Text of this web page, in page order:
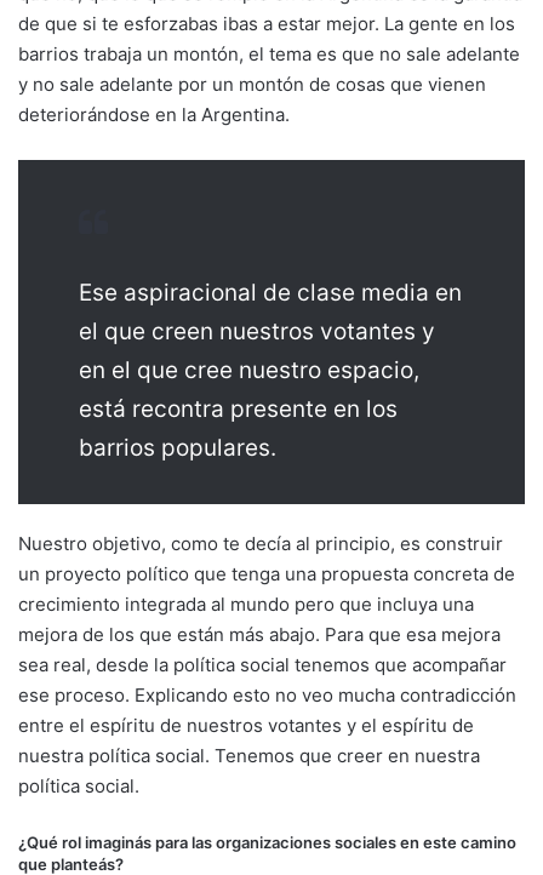
de que si te esforzabas ibas a estar mejor. La gente en los
barrios trabaja un montón, el tema es que no sale adelante
y no sale adelante por un montón de cosas que vienen
deteriorándose en la Argentina.
Ese aspiracional de clase media en
el que creen nuestros votantes y
en el que cree nuestro espacio,
está recontra presente en los
barrios populares.
Nuestro objetivo, como te decía al principio, es construir
un proyecto político que tenga una propuesta concreta de
crecimiento integrada al mundo pero que incluya una
mejora de los que están más abajo. Para que esa mejora
sea real, desde la política social tenemos que acompañar
ese proceso. Explicando esto no veo mucha contradicción
entre el espíritu de nuestros votantes y el espíritu de
nuestra política social. Tenemos que creer en nuestra
política social.
¿Qué rol imaginás para las organizaciones sociales en este camino
que planteás?